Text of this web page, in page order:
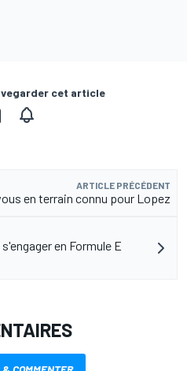
cet article
ARTICLE PRÉCÉDENT
en terrain connu pour Lopez
en Formule E